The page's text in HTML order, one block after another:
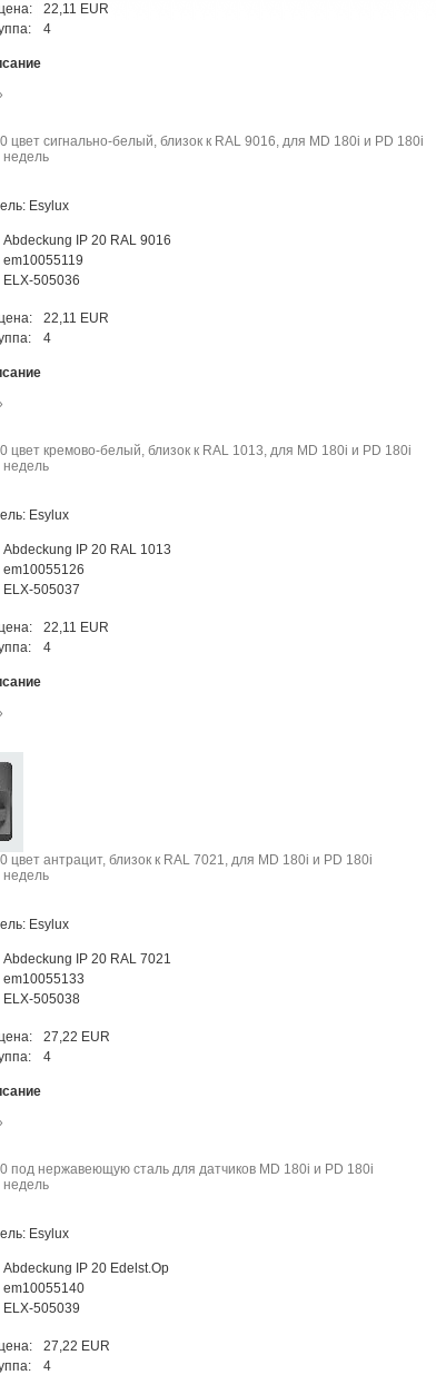
22,11 EUR
4
цвет сигнально-белый, близок к RAL 9016, для MD 180i и PD 180i
Esylux
Abdeckung IP 20 RAL 9016
em10055119
ELX-505036
22,11 EUR
4
цвет кремово-белый, близок к RAL 1013, для MD 180i и PD 180i
Esylux
Abdeckung IP 20 RAL 1013
em10055126
ELX-505037
22,11 EUR
4
цвет антрацит, близок к RAL 7021, для MD 180i и PD 180i
Esylux
Abdeckung IP 20 RAL 7021
em10055133
ELX-505038
27,22 EUR
4
под нержавеющую сталь для датчиков MD 180i и PD 180i
Esylux
Abdeckung IP 20 Edelst.Op
em10055140
ELX-505039
27,22 EUR
4